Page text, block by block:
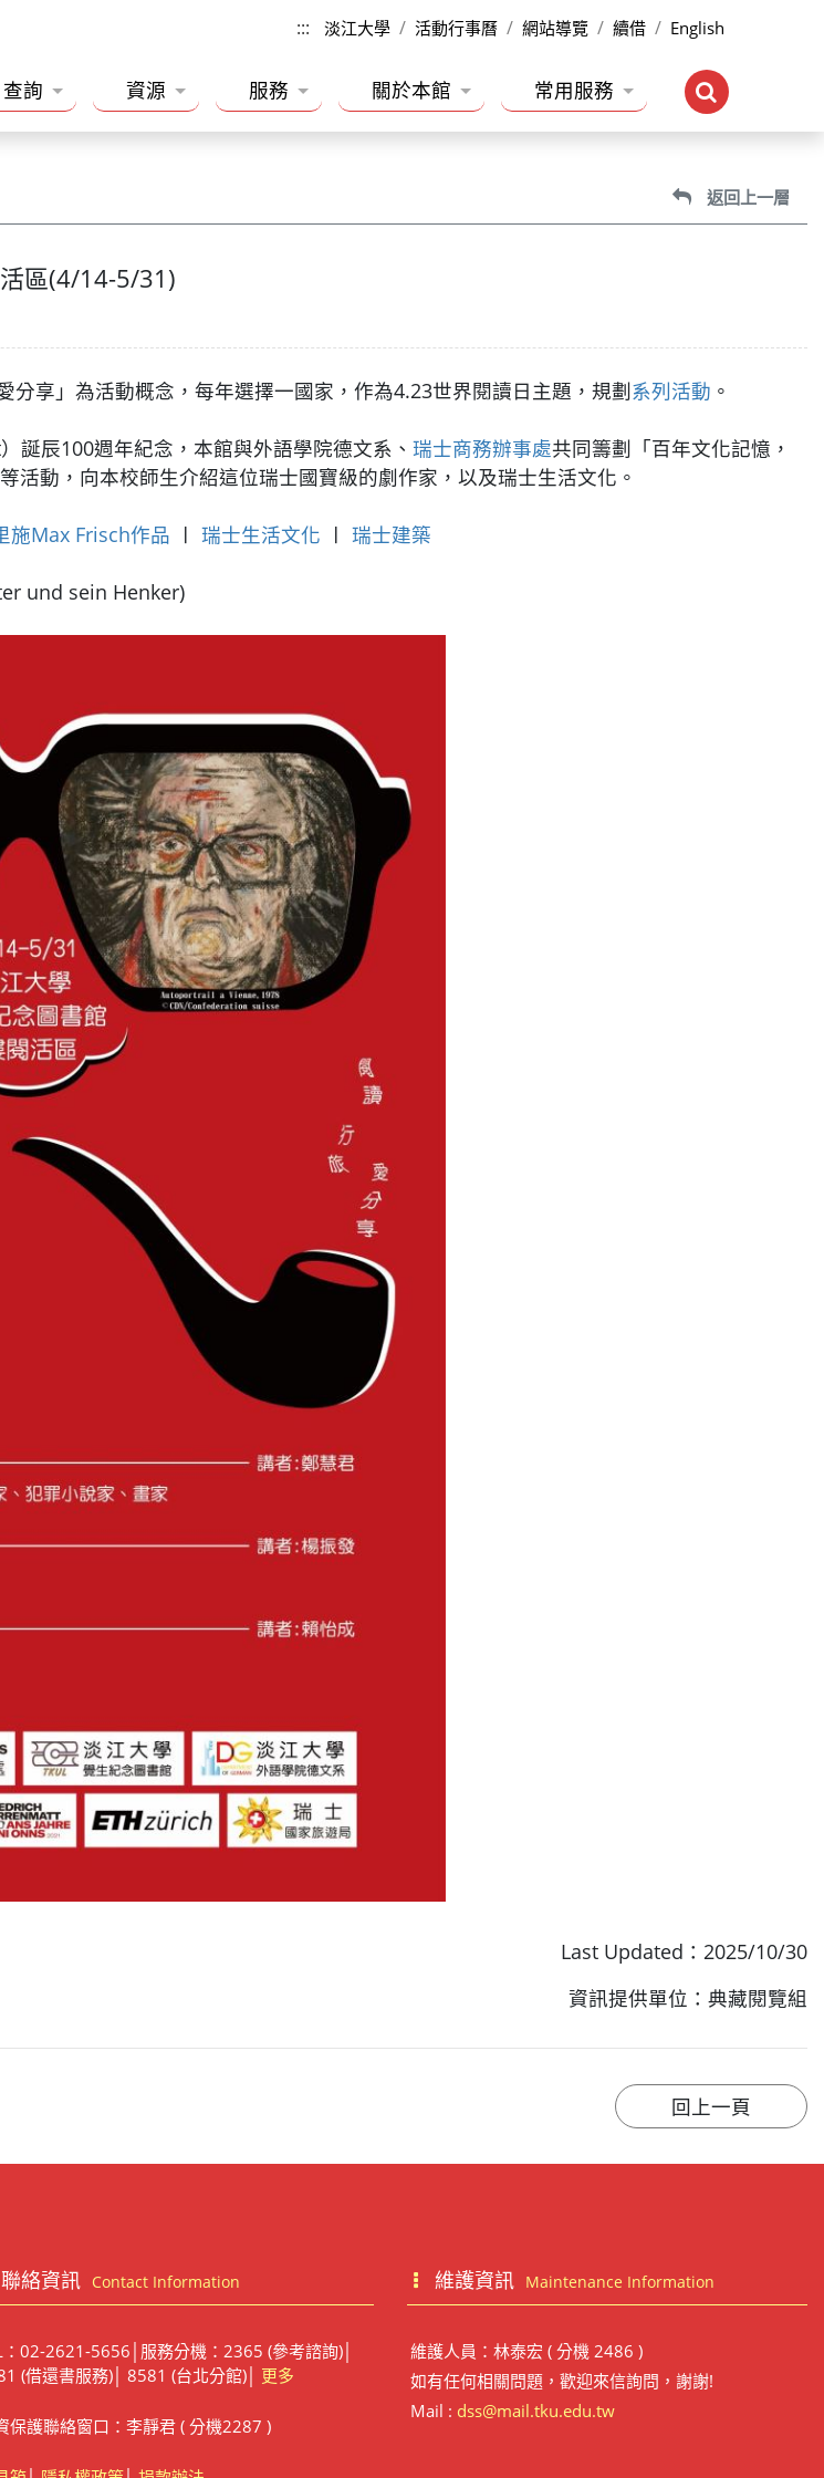
::: 淡江大學 活動行事曆 網站導覽 續借 English
查詢 資源 服務 關於本館 常用服務
返回上一層
區(4/14-5/31)
分享」為活動概念，每年選擇一國家，作為4.23世界閱讀日主題，規劃系列活動 。
辰100週年紀念，本館與外語學院德文系、 瑞士商務辦事處共同籌劃「百年文化記憶，
等活動，向本校師生介紹這位瑞士國寶級的劇作家，以及瑞士生活文化。
Max Frisch作品 〡 瑞士生活文化 〡 瑞士建築
und sein Henker)
Last Updated：2025/10/30
資訊提供單位：典藏閱覽組
聯絡資訊 Contact Information
：02-2621-5656│服務分機：2365 (參考諮詢)│
(借還書服務)│ 8581 (台北分館)│ 更多
保護聯絡窗口：李靜君 ( 分機2287 )
維護資訊 Maintenance Information
維護人員：林泰宏 ( 分機 2486 )
如有任何相關問題，歡迎來信詢問，謝謝!
Mail : dss@mail.tku.edu.tw